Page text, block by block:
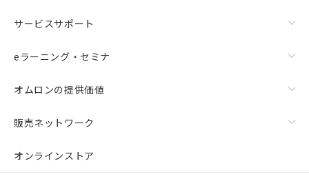
サービスサポート
eラーニング・セミナ
オムロンの提供価値
販売ネットワーク
オンラインストア